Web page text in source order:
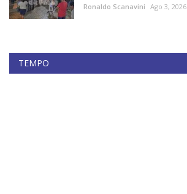
Ronaldo Scanavini Ago 3, 2026
TEMPO